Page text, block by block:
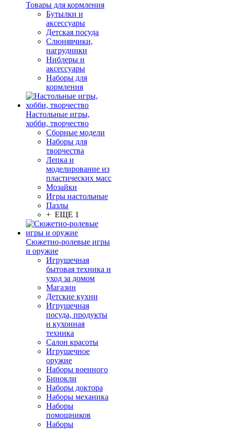
Товары для кормления
Бутылки и
аксессуары
Детская посуда
Слюнявчики,
нагрудники
Ниблеры и
аксессуары
Наборы для
кормления
Настольные игры,
хобби, творчество
Сборные модели
Наборы для
творчества
Лепка и
моделирование из
пластических масс
Мозайки
Игры настольные
Пазлы
+ ЕЩЕ 1
Сюжетно-ролевые игры
и оружие
Игрушечная
бытовая техника и
уход за домом
Магазин
Детские кухни
Игрушечная
посуда, продукты
и кухонная
техника
Салон красоты
Игрушечное
оружие
Наборы военного
Бинокли
Наборы доктора
Наборы механика
Наборы
помощников
Наборы